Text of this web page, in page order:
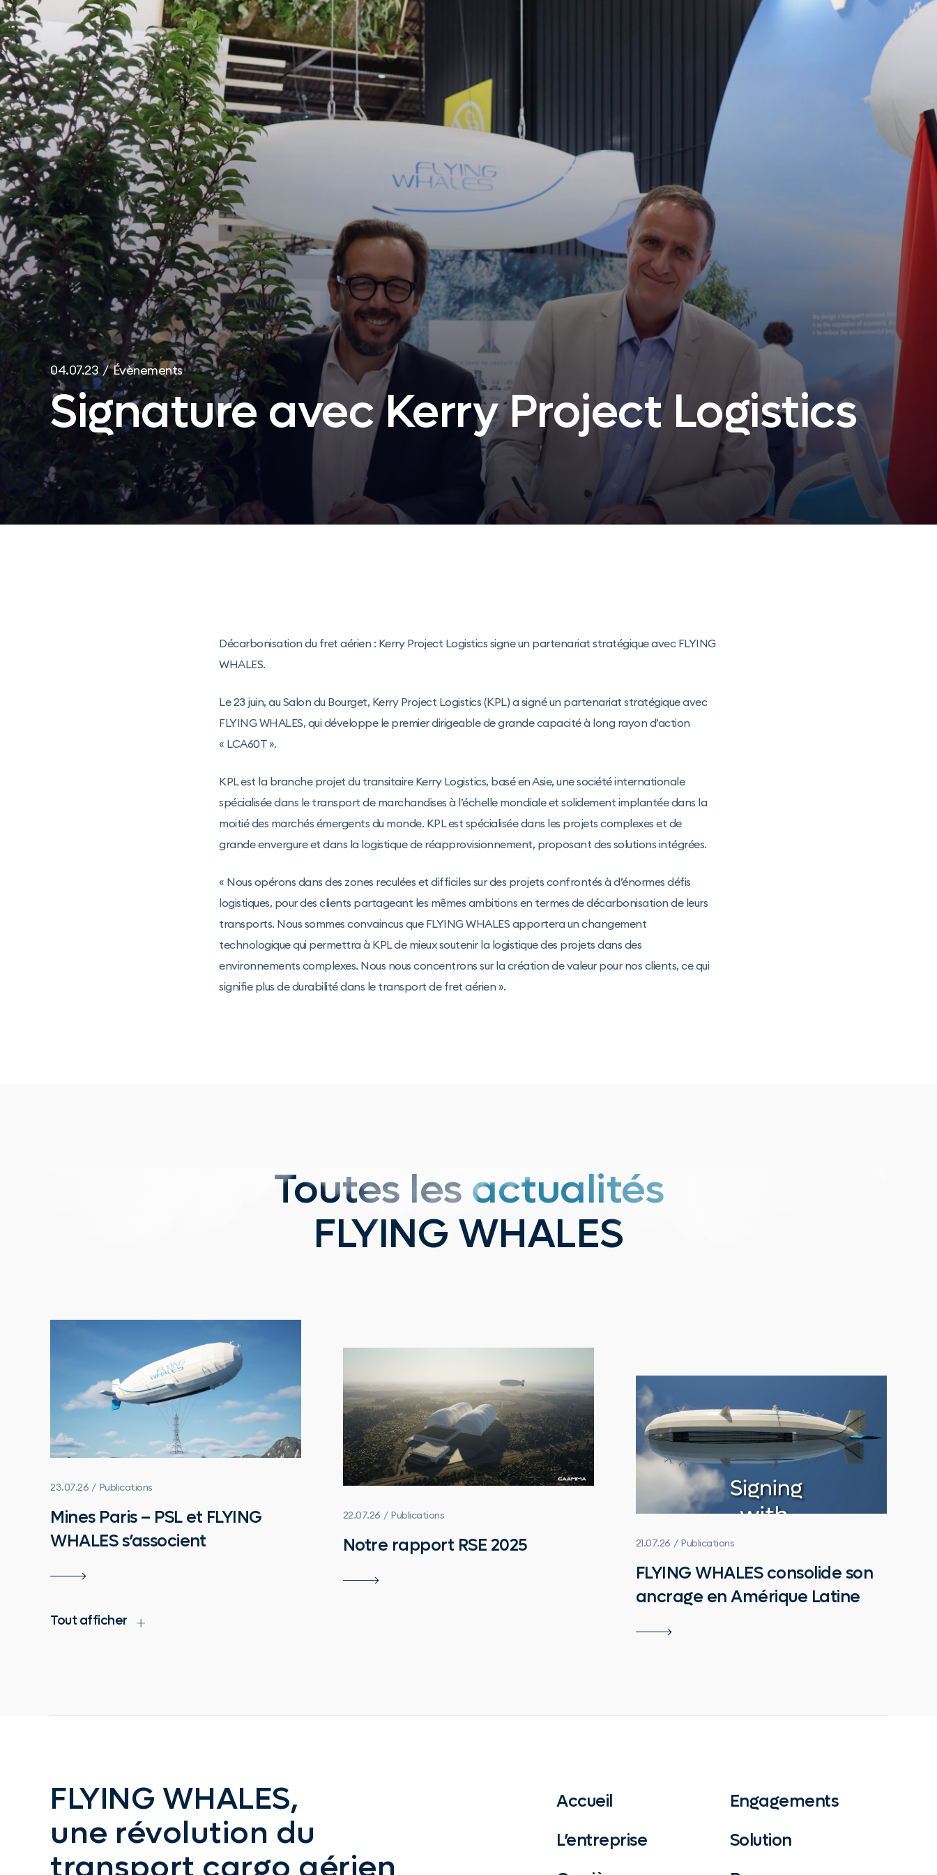
04.07.23 / Évènements
Signature avec Kerry Project Logistics
Décarbonisation du fret aérien : Kerry Project Logistics signe un partenariat stratégique avec FLYING
WHALES.
Le 23 juin, au Salon du Bourget, Kerry Project Logistics (KPL) a signé un partenariat stratégique avec
FLYING WHALES, qui développe le premier dirigeable de grande capacité à long rayon d’action
« LCA60T ».
KPL est la branche projet du transitaire Kerry Logistics, basé en Asie, une société internationale
spécialisée dans le transport de marchandises à l’échelle mondiale et solidement implantée dans la
moitié des marchés émergents du monde. KPL est spécialisée dans les projets complexes et de
grande envergure et dans la logistique de réapprovisionnement, proposant des solutions intégrées.
« Nous opérons dans des zones reculées et difficiles sur des projets confrontés à d’énormes défis
logistiques, pour des clients partageant les mêmes ambitions en termes de décarbonisation de leurs
transports. Nous sommes convaincus que FLYING WHALES apportera un changement
technologique qui permettra à KPL de mieux soutenir la logistique des projets dans des
environnements complexes. Nous nous concentrons sur la création de valeur pour nos clients, ce qui
signifie plus de durabilité dans le transport de fret aérien ».
Toutes les actualités
FLYING WHALES
23.07.26 / Publications
Mines Paris – PSL et FLYING
WHALES s’associent
22.07.26 / Publications
Notre rapport RSE 2025 21.07.26 / Publications
FLYING WHALES consolide son
ancrage en Amérique Latine
Tout afficher
FLYING WHALES,
une révolution du
Accueil
Engagements
L’entreprise
Solution